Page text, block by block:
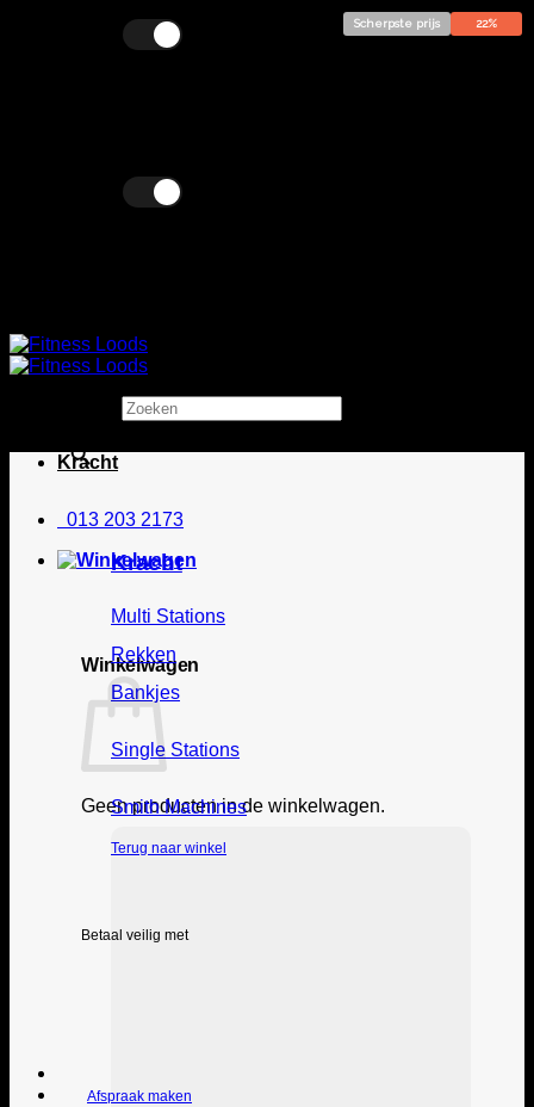
013 203 2173
Winkelwagen
Geen producten in de winkelwagen.
Terug naar winkel
Betaal veilig met
Afspraak maken
Kracht
Kracht
Multi Stations
Rekken
Bankjes
Single Stations
Smith Machines
Scherpste prijs 22%